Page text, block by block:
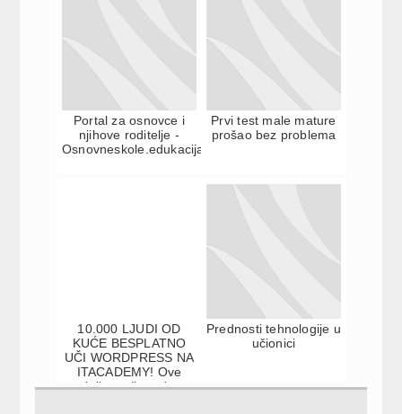
Portal za osnovce i
njihove roditelje -
Osnovneskole.edukacija.rs
Prvi test male mature
prošao bez problema
10.000 LJUDI OD
KUĆE BESPLATNO
UČI WORDPRESS NA
ITACADEMY! Ove
nedelje možete da se
Prednosti tehnologije u
učionici